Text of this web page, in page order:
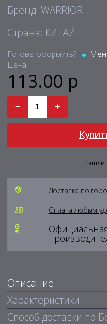
Бренд: WARRIOR
Страна: КИТАЙ
Готовы оформить?:
Цена:
113.00 р
− +
Нашли
Доставка по
Оплата любым
Описание
Характеристики
Способ доставки по